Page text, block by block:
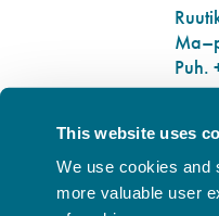
This website uses
We use cookies and
more valuable user
Puh.